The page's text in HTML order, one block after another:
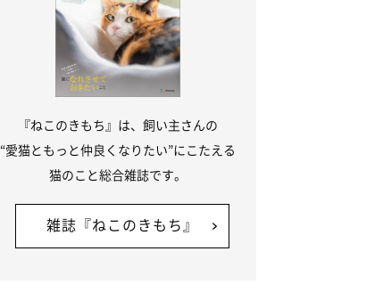
『ねこのきもち』は、飼い主さんの
“愛猫ともっと仲良くなりたい”にこたえる
猫のこと総合雑誌です。
雑誌『ねこのきもち』